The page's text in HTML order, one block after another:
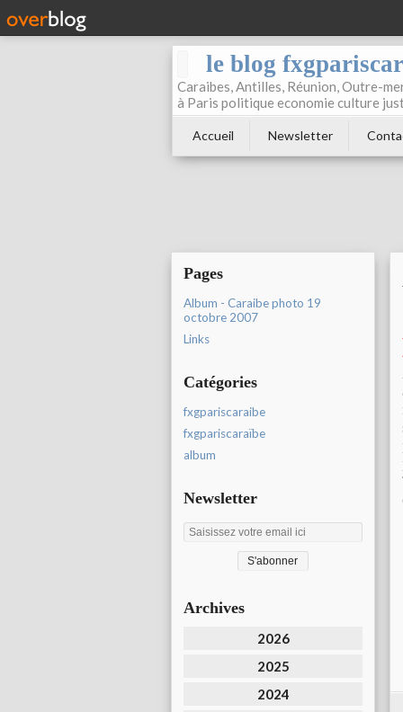
le blog
Caraibes, Antilles, Réunion, Outre-
à Paris politique economie culture
Accueil Newsletter
Pages
Album - Caraibe photo 19
octobre 2007
Links
Catégories
fxgpariscaraibe
fxgpariscaraïbe
album
Newsletter
Archives
2026
2025
2024